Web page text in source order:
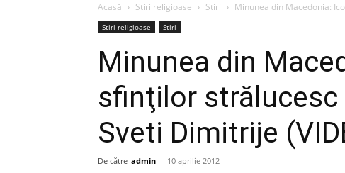
Acasă Stiri religioase Stiri Minunea din Macedonia:
Stiri religioase Stiri
Minunea din
sfinţilor strălucesc
Sveti Dimitrije
De către admin - 10 aprilie 2012